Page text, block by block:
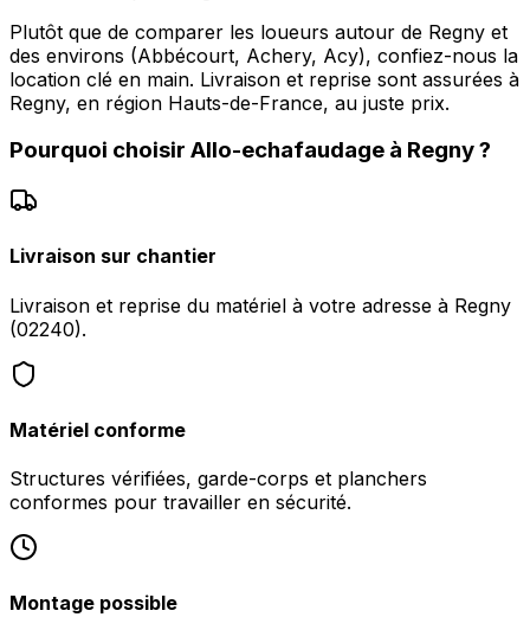
Plutôt que de comparer les loueurs autour de Regny et
des environs (Abbécourt, Achery, Acy), confiez-nous la
location clé en main. Livraison et reprise sont assurées à
Regny, en région Hauts-de-France, au juste prix.
Pourquoi choisir Allo-echafaudage à Regny?
Livraison sur chantier
Livraison et reprise du matériel à votre adresse à Regny
(02240).
Matériel conforme
Structures vérifiées, garde-corps et planchers
conformes pour travailler en sécurité.
Montage possible